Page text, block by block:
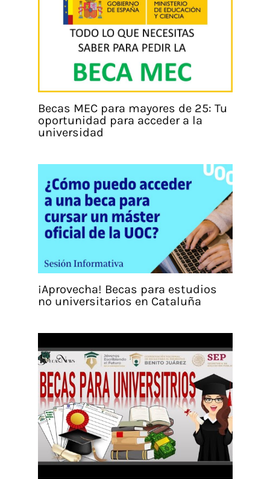
Becas MEC para mayores de 25: Tu
oportunidad para acceder a la
universidad
¡Aprovecha! Becas para estudios
no universitarios en Cataluña